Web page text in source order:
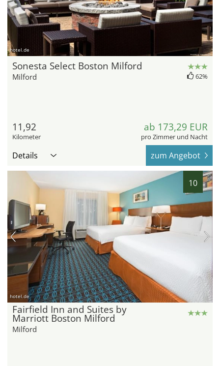
hotel.de
Sonesta Select Boston Milford
Milford 62%
11,92
Kilometer
ab 173,29 EUR
pro Zimmer und Nacht
Details zum Angebot
10
hotel.de
Fairfield Inn and Suites by
Marriott Boston Milford
Milford